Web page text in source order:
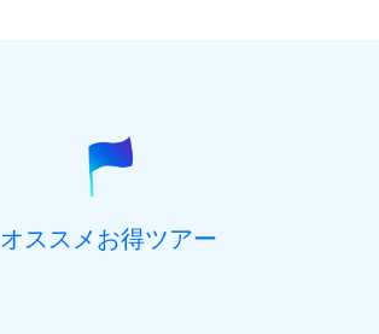
オススメお得ツアー